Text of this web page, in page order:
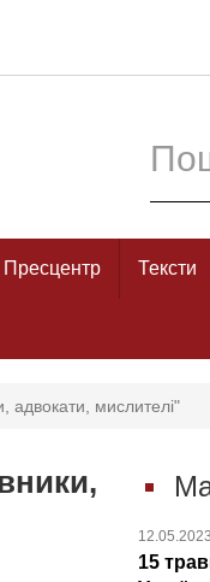
Пресцентр Тексти
адвокати, мислителі"
12.05.2023
15